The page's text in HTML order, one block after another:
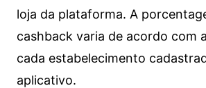
loja da plataforma. A
cashback varia de acordo com
cada estabelecimento
aplicativo.